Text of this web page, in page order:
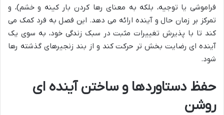
فراموشی یا توجیه، بلکه به معنای رها کردن بار کینه و خشم)، و
تمرکز بر زمان حال و آینده ارائه می دهد. این فصل به فرد کمک می
کند تا با پذیرش تغییرات مثبت در سبک زندگی خود، به سوی یک
آینده ای رضایت بخش تر حرکت کند و از بند زنجیرهای گذشته رها
شود.
حفظ دستاوردها و ساختن آینده ای
روشن